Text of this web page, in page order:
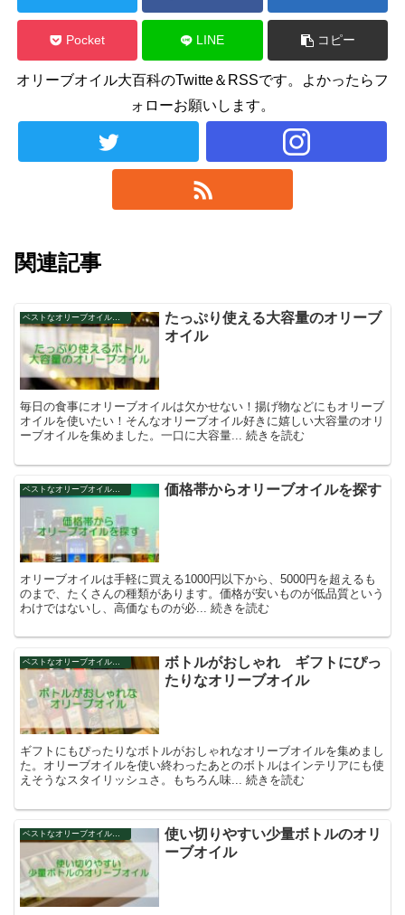
Pocket LINE コピー
オリーブオイル大百科のTwitte＆RSSです。よかったらフ
ォローお願いします。
関連記事
ベストなオリーブオイルを探そう
たっぷり使える大容量のオリーブ
オイル
毎日の食事にオリーブオイルは欠かせない！揚げ物などにもオリーブ
オイルを使いたい！そんなオリーブオイル好きに嬉しい大容量のオリ
ーブオイルを集めました。一口に大容量... 続きを読む
ベストなオリーブオイルを探そう 価格帯からオリーブオイルを探す
オリーブオイルは手軽に買える1000円以下から、5000円を超えるも
のまで、たくさんの種類があります。価格が安いものが低品質という
わけではないし、高価なものが必... 続きを読む
ボトルがおしゃれ ギフトにぴっ
たりなオリーブオイル
ギフトにもぴったりなボトルがおしゃれなオリーブオイルを集めまし
た。オリーブオイルを使い終わったあとのボトルはインテリアにも使
えそうなスタイリッシュさ。もちろん味... 続きを読む
ベストなオリーブオイルを探そう
使い切りやすい少量ボトルのオリ
ーブオイル